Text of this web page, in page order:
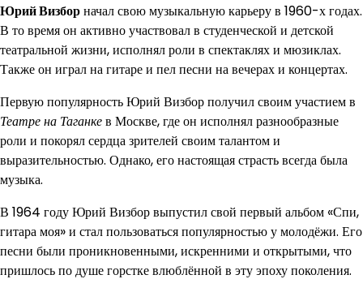
Юрий Визборначал свою музыкальную карьеру в 1960-х годах.
В то время он активно участвовал в студенческой и детской
театральной жизни, исполнял роли в спектаклях и мюзиклах.
Также он играл на гитаре и пел песни на вечерах и концертах.
Первую популярность Юрий Визбор получил своим участием в
Театре на Таганкев Москве, где он исполнял разнообразные
роли и покорял сердца зрителей своим талантом и
выразительностью. Однако, его настоящая страсть всегда была
музыка.
В 1964 году Юрий Визбор выпустил свой первый альбом «Спи,
гитара моя» и стал пользоваться популярностью у молодёжи. Его
песни были проникновенными, искренними и открытыми, что
пришлось по душе горстке влюблённой в эту эпоху поколения.